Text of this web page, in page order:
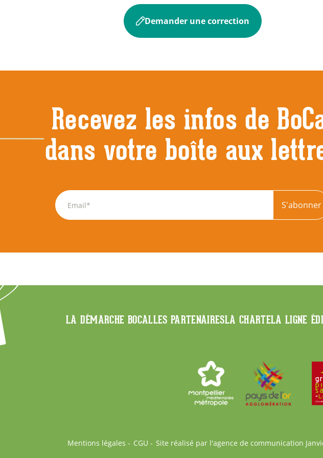
Demander une correction
Recevez les infos de
dans votre boîte aux
S'abonner
LA DÉMARCHE BOCALLES PARTENAIRESLA CHARTELA LIGNE
Mentions légales CGU Site réalisé par l'agence de communication